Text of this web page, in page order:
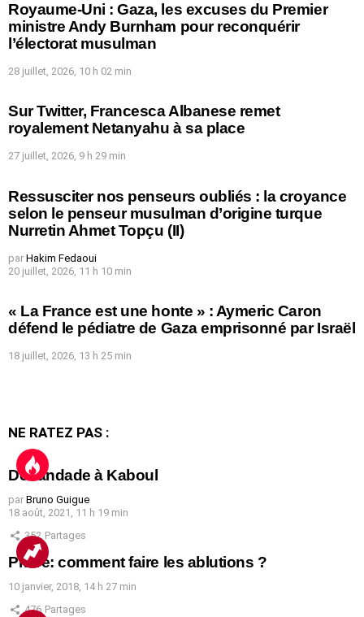
Royaume-Uni : Gaza, les excuses du Premier
ministre Andy Burnham pour reconquérir
l’électorat musulman
28 juillet, 2026, 10 h 02 min
Sur Twitter, Francesca Albanese remet
royalement Netanyahu à sa place
27 juillet, 2026, 9 h 29 min
Ressusciter nos penseurs oubliés : la croyance
selon le penseur musulman d’origine turque
Nurretin Ahmet Topçu (II)
par Hakim Fedaoui
20 juillet, 2026, 11 h 10 min
« La France est une honte » : Aymeric Caron
défend le pédiatre de Gaza emprisonné par Israël
18 juillet, 2026, 13 h 25 min
NE RATEZ PAS :
Débandade à Kaboul
par Bruno Guigue
18 août, 2021, 11 h 19 min
352 Partages
Prière: comment faire les ablutions ?
10 janvier, 2018, 14 h 27 min
476 Partages